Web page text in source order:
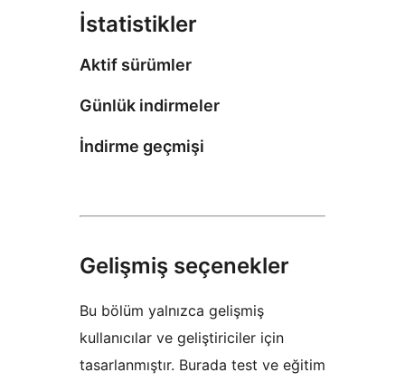
İstatistikler
Aktif sürümler
Günlük indirmeler
İndirme geçmişi
Gelişmiş seçenekler
Bu bölüm yalnızca gelişmiş
kullanıcılar ve geliştiriciler için
tasarlanmıştır. Burada test ve eğitim